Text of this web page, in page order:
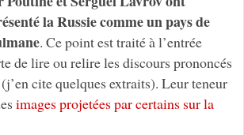
la Russie comme un pays de
. Ce point est traité à l’entrée
de lire ou relire les discours prononcés
cite quelques extraits). Leur teneur
images projetées par certains sur la